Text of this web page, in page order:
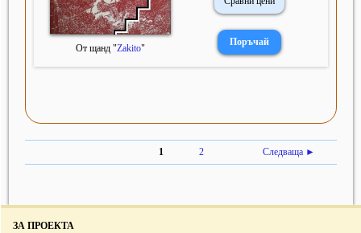
От щанд "Zakito"
1 2 Следваща ►
ЗА ПРОЕКТА